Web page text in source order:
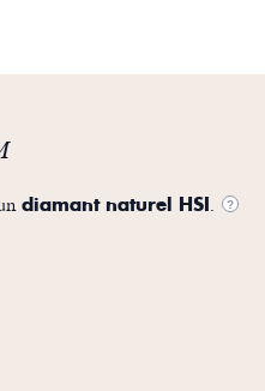
diamant naturel HSI. ?